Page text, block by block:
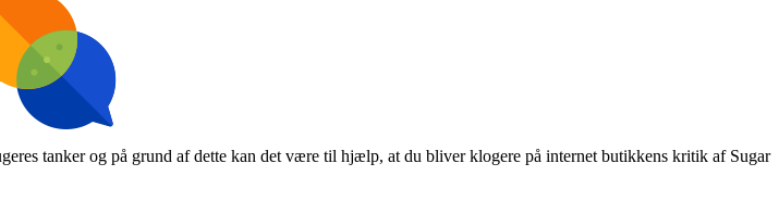
tanker og på grund af dette kan det være til hjælp, at du bliver klogere på internet butikkens kritik af Sugar